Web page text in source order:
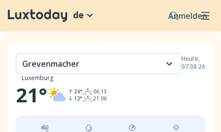
Anmelden
de
Heute,
07.08.26
Grevenmacher
Luxemburg
21° 24°
12°
06:13
21:06